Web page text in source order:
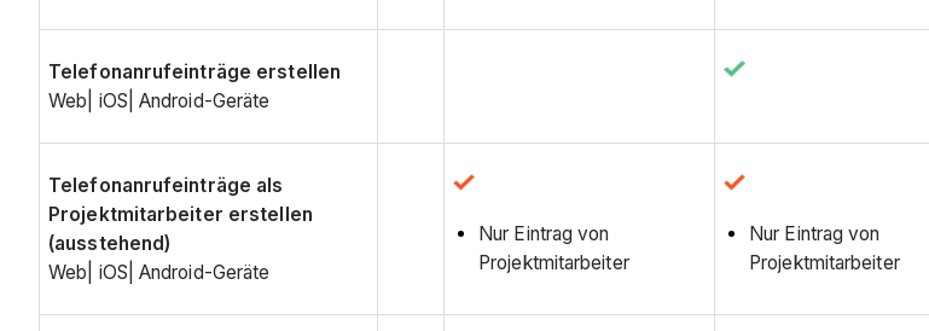
Telefonanrufeinträge erstellen
Web| iOS| Android-Geräte
Telefonanrufeinträge als
Projektmitarbeiter erstellen
(ausstehend)
Web| iOS| Android-Geräte
Nur Eintrag von
Projektmitarbeiter
Nur Eintrag von
Projektmitarbeiter